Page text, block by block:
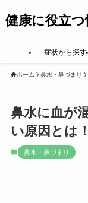
健康に役立つ
症状から探す
ホーム 鼻水・鼻づまり
鼻水に血が
い原因とは
鼻水・鼻づまり